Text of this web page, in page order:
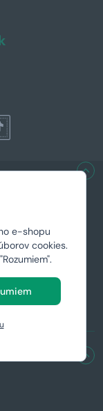
e-shopu
cookies.